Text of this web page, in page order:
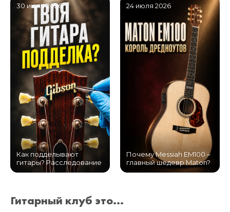
30 июля 2026
Как подделывают
гитары? Расследование
24 июля 2026
Почему Messiah EM100 –
главный шедевр Maton?
Гитарный клуб это...